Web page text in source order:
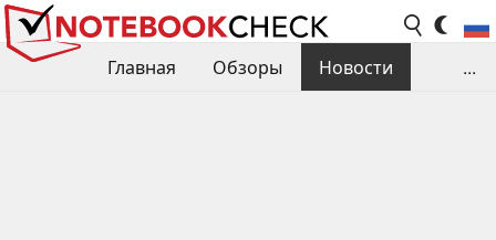
Главная Обзоры
Новости
...